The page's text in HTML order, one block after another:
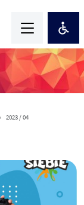
2023 / 04